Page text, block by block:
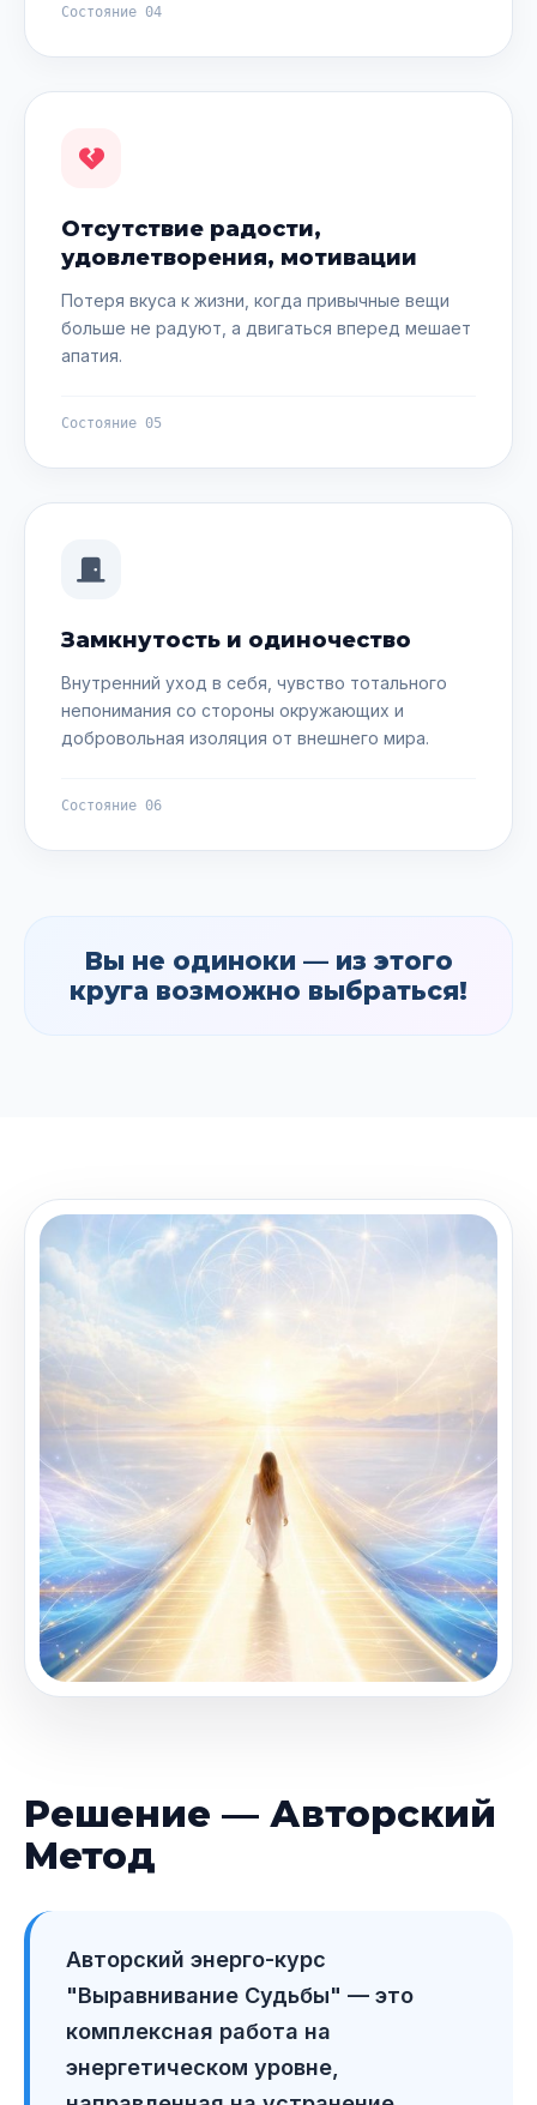
Состояние 04
Отсутствие радости,
удовлетворения, мотивации
Потеря вкуса к жизни, когда привычные вещи
больше не радуют, а двигаться вперед мешает
апатия.
Состояние 05
Замкнутость и одиночество
Внутренний уход в себя, чувство тотального
непонимания со стороны окружающих и
добровольная изоляция от внешнего мира.
Состояние 06
Вы не одиноки — из этого
круга возможно выбраться!
Решение — Авторский
Метод
Авторский энерго-курс
"Выравнивание Судьбы" — это
комплексная работа на
энергетическом уровне,